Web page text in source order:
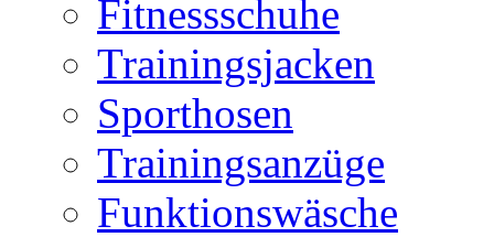
Fitnessschuhe
Trainingsjacken
Sporthosen
Trainingsanzüge
Funktionswäsche